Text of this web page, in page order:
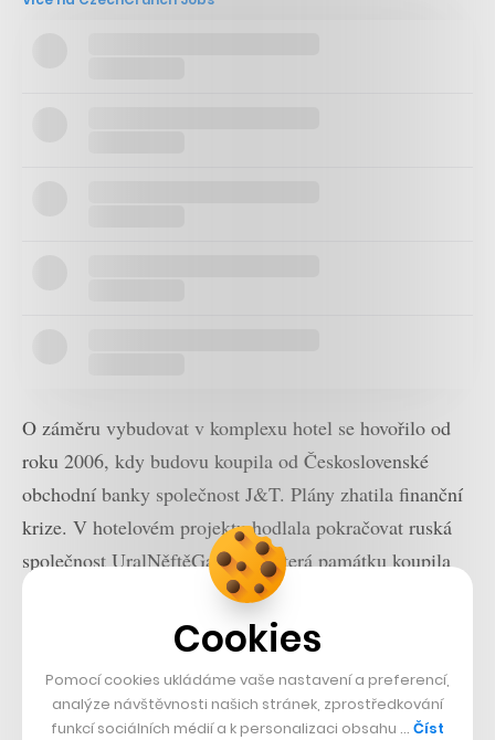
O záměru vybudovat v komplexu hotel se hovořilo od
roku 2006, kdy budovu koupila od Československé
obchodní banky společnost J&T. Plány zhatila finanční
krize. V hotelovém projektu hodlala pokračovat ruská
společnost UralNěftěGazStroj, která památku koupila
od J&T v roce 2014. V roce 2018 pak nemovitost
získala skupina UBM.Cookies
Pomocí cookies ukládáme vaše nastavení a preferencí,
analýze návštěvnosti našich stránek, zprostředkování
funkcí sociálních médií a k personalizaci obsahu … Číst